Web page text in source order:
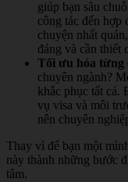
giúp bạn sâu
công tác đến hợp
chuyện nhất
đáng và cần thiết
Tối ưu hóa từng
chuyên ngành?
khắc phục tất cả.
vụ visa và môi
nên chuyên
Thay vì để bạn một
này thành những bước
tâm.